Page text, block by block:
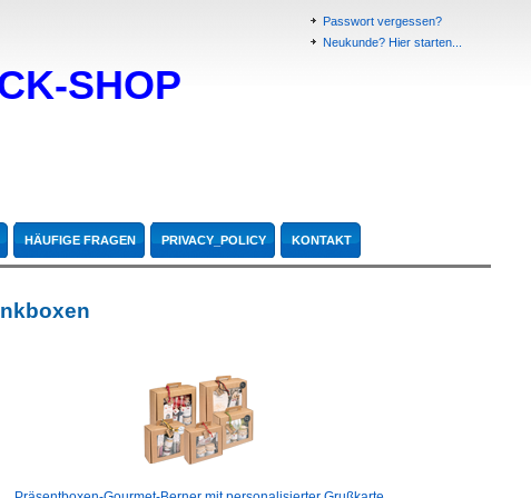
Passwort vergessen?
Neukunde? Hier starten...
SHOP
HÄUFIGE FRAGEN PRIVACY_POLICY KONTAKT